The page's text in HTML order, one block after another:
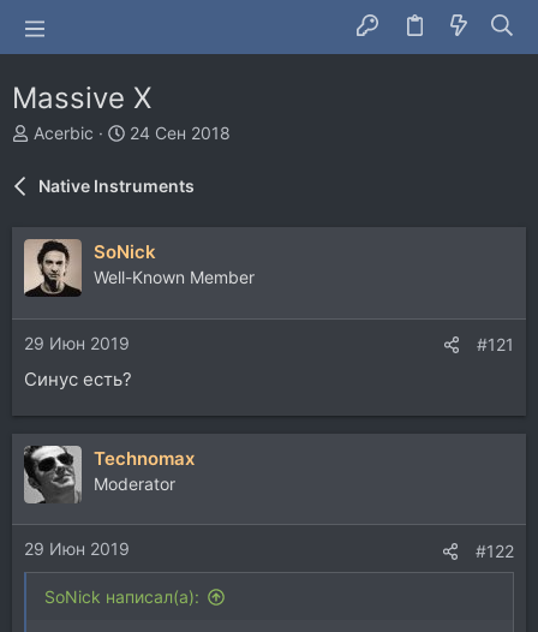
Massive X
А
т
р
т
е
м
Acerbic
Д
н
а
ч
24 Сен 2018
Native Instruments
SoNick
Well-Known Member
29 Июн 2019 #121
Синус есть?
Technomax
Moderator
29 Июн 2019 #122
SoNick написал(а):